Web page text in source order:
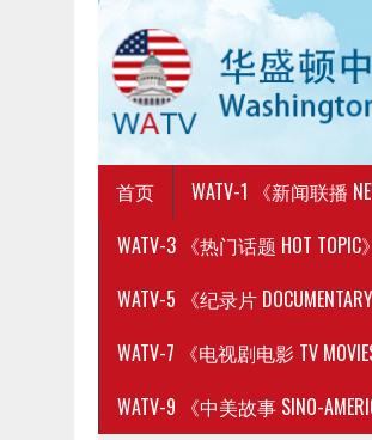
首页 WATV-1 《新闻联播
WATV-3 《热门话题 HOT
WATV-5 《纪录片
WATV-7 《电视剧电影 TV
WATV-9 《中美故事 SINO-